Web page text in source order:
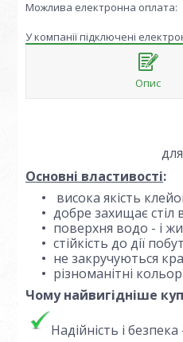
У компанії підключені
Опис
Основні властивості:
висока якість
добре захищає стіл
поверхня водо - і
стійкість до дії
не закручуються
різноманітні
Чому найвигідніше
Надійність і